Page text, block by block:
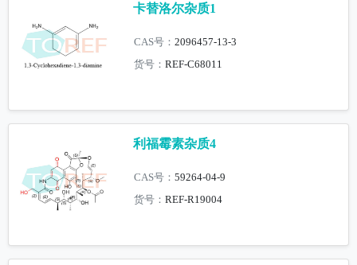
卡替洛尔杂质1
CAS号：2096457-13-3
货号：REF-C68011
利福霉素杂质4
CAS号：59264-04-9
货号：REF-R19004